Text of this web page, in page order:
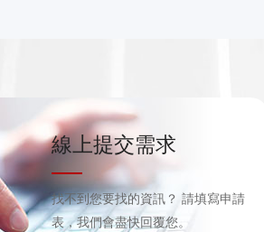
線上提交需求
找不到您要找的資訊？ 請填寫申請
表，我們會盡快回覆您。